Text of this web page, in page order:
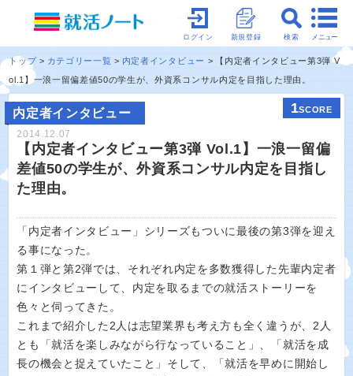
メニュー
検索
新規登録
ログイン
トップ カテゴリー一覧 内定者インタビュー
【内定者インタビュー第3弾 V
ol.1】一浪一留偏差値50の学生が、外資系コンサル内定を目指した理由。
内定者インタビュー 1SCORE
2014.12.07
【内定者インタビュー第3弾 Vol.1】一浪一留偏
差値50の学生が、外資系コンサル内定を目指し
た理由。
「内定者インタビュー」シリーズもついに最後の第3弾を迎え
る事になった。
第１弾と第2弾では、それぞれ内定を多数獲得した先輩内定者
にインタビューして、内定を取るまでの就活ストーリーを
色々と伺ってきた。
これまで紹介した2人は志望業界も考え方も全く違うが、2人
とも「就活を楽しみながら行なっていること」、「就活を成
長の機会と捉えていたこと」そして、「就活を早めに開始し